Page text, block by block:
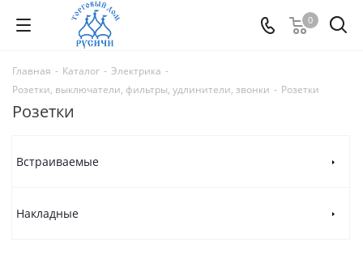
0
Главная - Каталог - Электрика -
Розетки, выключатели, фильтры, удлинители, звонки - Розетки
Розетки
Встраиваемые
Накладные